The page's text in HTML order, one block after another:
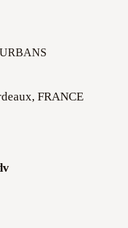
FRANCE